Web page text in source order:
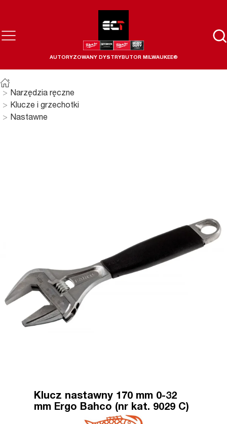
AUTORYZOWANY DYSTRYBUTOR MILWAUKEE®
Narzędzia ręczne
Klucze i grzechotki
Nastawne
Klucz nastawny 170 mm 0-32
mm Ergo Bahco (nr kat. 9029 C)